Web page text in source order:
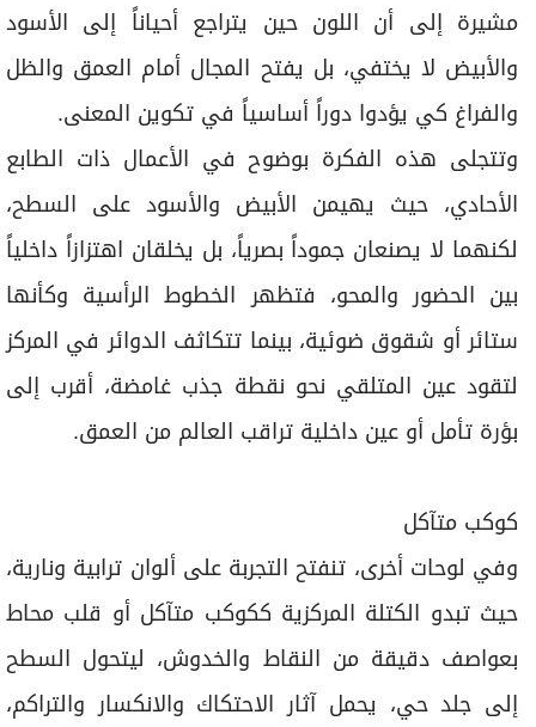
مشيرة إلى أن اللون حين يتراجع أحياناً إلى الأسود
والأبيض لا يختفي، بل يفتح المجال أمام العمق والظل
والفراغ كي يؤدوا دوراً أساسياً في تكوين المعنى.
وتتجلى هذه الفكرة بوضوح في الأعمال ذات الطابع
الأحادي، حيث يهيمن الأبيض والأسود على السطح،
لكنهما لا يصنعان جموداً بصرياً، بل يخلقان اهتزازاً داخلياً
بين الحضور والمحو، فتظهر الخطوط الرأسية وكأنها
ستائر أو شقوق ضوئية، بينما تتكاثف الدوائر في المركز
لتقود عين المتلقي نحو نقطة جذب غامضة، أقرب إلى
بؤرة تأمل أو عين داخلية تراقب العالم من العمق.
كوكب متآكل
وفي لوحات أخرى، تنفتح التجربة على ألوان ترابية ونارية،
حيث تبدو الكتلة المركزية ككوكب متآكل أو قلب محاط
بعواصف دقيقة من النقاط والخدوش، ليتحول السطح
إلى جلد حي، يحمل آثار الاحتكاك والانكسار والتراكم،